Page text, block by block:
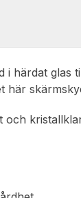
i härdat glas
här
och